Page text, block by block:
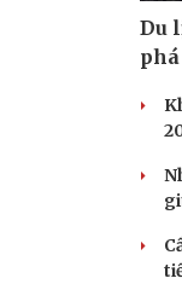
Du